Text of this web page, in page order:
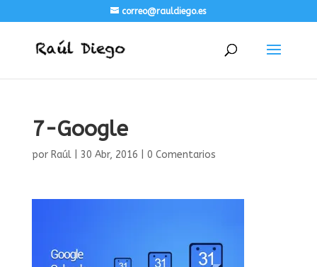
correo@rauldiego.es
7-Google
por Raúl| 30 Abr, 2016 0 Comentarios